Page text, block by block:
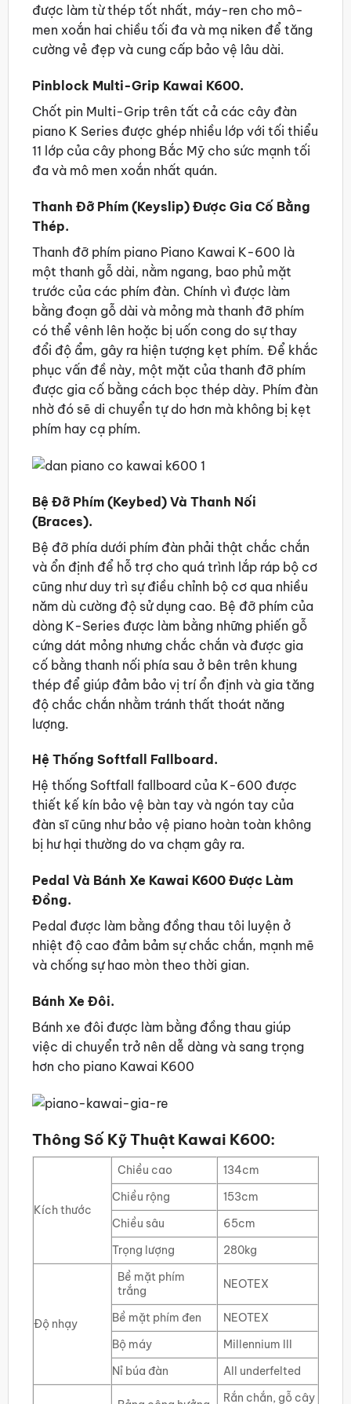
được làm từ thép tốt nhất, máy-ren cho mô-
men xoắn hai chiều tối đa và mạ niken để tăng
cường vẻ đẹp và cung cấp bảo vệ lâu dài.
Pinblock Multi-Grip Kawai K600.
Chốt pin Multi-Grip trên tất cả các cây đàn
piano K Series được ghép nhiều lớp với tối thiểu
11 lớp của cây phong Bắc Mỹ cho sức mạnh tối
đa và mô men xoắn nhất quán.
Thanh Đỡ Phím (Keyslip) Được Gia Cố Bằng
Thép.
Thanh đỡ phím piano Piano Kawai K-600 là
một thanh gỗ dài, nằm ngang, bao phủ mặt
trước của các phím đàn. Chính vì được làm
bằng đoạn gỗ dài và mỏng mà thanh đỡ phím
có thể vênh lên hoặc bị uốn cong do sự thay
đổi độ ẩm, gây ra hiện tượng kẹt phím. Để khắc
phục vấn đề này, một mặt của thanh đỡ phím
được gia cố bằng cách bọc thép dày. Phím đàn
nhờ đó sẽ di chuyển tự do hơn mà không bị kẹt
phím hay cạ phím.
Bệ Đỡ Phím (Keybed) Và Thanh Nối
(Braces).
Bệ đỡ phía dưới phím đàn phải thật chắc chắn
và ổn định để hỗ trợ cho quá trình lắp ráp bộ cơ
cũng như duy trì sự điều chỉnh bộ cơ qua nhiều
năm dù cường độ sử dụng cao. Bệ đỡ phím của
dòng K-Series được làm bằng những phiến gỗ
cứng dát mỏng nhưng chắc chắn và được gia
cố bằng thanh nối phía sau ở bên trên khung
thép để giúp đảm bảo vị trí ổn định và gia tăng
độ chắc chắn nhằm tránh thất thoát năng
lượng.
Hệ Thống Softfall Fallboard.
Hệ thống Softfall fallboard của K-600 được
thiết kế kín bảo vệ bàn tay và ngón tay của
đàn sĩ cũng như bảo vệ piano hoàn toàn không
bị hư hại thường do va chạm gây ra.
Pedal Và Bánh Xe Kawai K600 Được Làm
Đồng.
Pedal được làm bằng đồng thau tôi luyện ở
nhiệt độ cao đảm bảm sự chắc chắn, mạnh mẽ
và chống sự hao mòn theo thời gian.
Bánh Xe Đôi.
Bánh xe đôi được làm bằng đồng thau giúp
việc di chuyển trở nên dễ dàng và sang trọng
hơn cho piano Kawai K600
Thông Số Kỹ Thuật Kawai K600:
Kích thước
Chiều cao
134cm
Chiều rộng
153cm
Chiều sâu
65cm
Trọng lượng
280kg
Độ nhạy
Bề mặt phím
trắng
NEOTEX
Bề mặt phím đen
NEOTEX
Bộ máy
Millennium III
Nỉ búa đàn
All underfelted
Rắn chắn, gỗ cây